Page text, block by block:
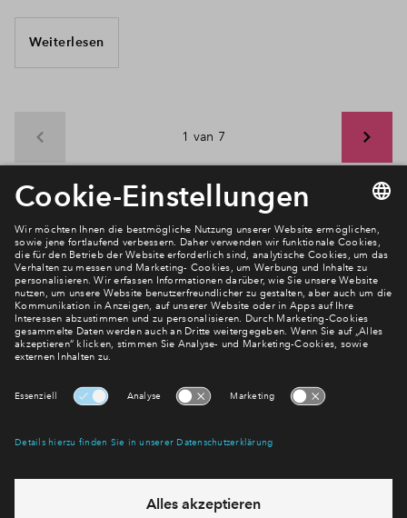
Weiterlesen
1 van 7
Newsletter Anmeldung
Verpassen Sie zu diesem Wohnprojekt keine Neuigkeiten
mehr! Wir halten Sie auf dem Laufenden – mit unserem
regelmäßig erscheinenden Newsletter informieren wir Sie
über den Stand dieses und weiterer Neubauprojekte.
E-Mail-Adresse
Abonnieren
Möchten Sie wissen, was wir mit Ihren Daten machen? Klicken Sie hier
für unsereDatenschutzerklärung